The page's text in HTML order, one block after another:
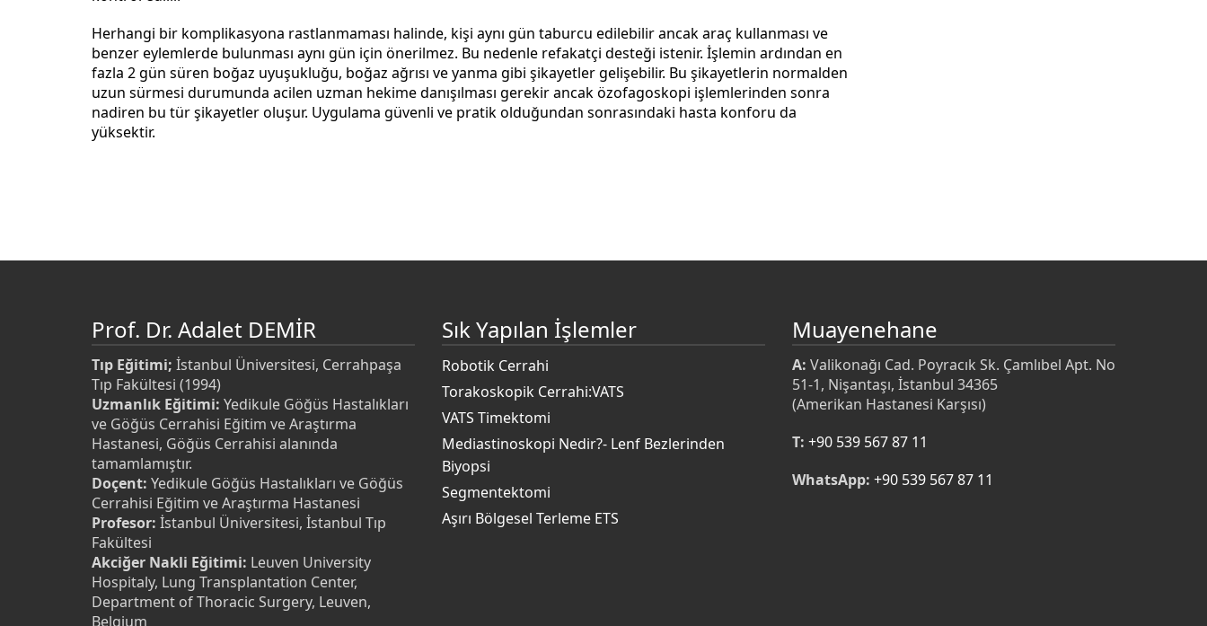
Herhangi bir komplikasyona rastlanmaması halinde, kişi aynı gün taburcu edilebilir ancak araç kullanması ve
benzer eylemlerde bulunması aynı gün için önerilmez. Bu nedenle refakatçi desteği istenir. İşlemin ardından en
fazla 2 gün süren boğaz uyuşukluğu, boğaz ağrısı ve yanma gibi şikayetler gelişebilir. Bu şikayetlerin normalden
uzun sürmesi durumunda acilen uzman hekime danışılması gerekir ancak özofagoskopi işlemlerinden sonra
nadiren bu tür şikayetler oluşur. Uygulama güvenli ve pratik olduğundan sonrasındaki hasta konforu da
yüksektir.
Prof. Dr. Adalet DEMİR
Tıp Eğitimi; İstanbul Üniversitesi, Cerrahpaşa
Tıp Fakültesi (1994)
Uzmanlık Eğitimi: Yedikule Göğüs Hastalıkları
ve Göğüs Cerrahisi Eğitim ve Araştırma
Hastanesi, Göğüs Cerrahisi alanında
tamamlamıştır.
Doçent: Yedikule Göğüs Hastalıkları ve Göğüs
Cerrahisi Eğitim ve Araştırma Hastanesi
Profesor: İstanbul Üniversitesi, İstanbul Tıp
Fakültesi
Akciğer Nakli Eğitimi: Leuven University
Hospitaly, Lung Transplantation Center,
Department of Thoracic Surgery, Leuven,
Belgium
Sık Yapılan İşlemler
Robotik Cerrahi
Torakoskopik Cerrahi:VATS
VATS Timektomi
Mediastinoskopi Nedir?- Lenf Bezlerinden
Biyopsi
Segmentektomi
Aşırı Bölgesel Terleme ETS
Muayenehane
A: Valikonağı Cad. Poyracık Sk. Çamlıbel Apt. No
51-1, Nişantaşı, İstanbul 34365
(Amerikan Hastanesi Karşısı)
T: +90 539 567 87 11
WhatsApp: +90 539 567 87 11